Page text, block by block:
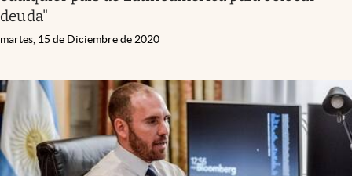
abre en nueva pestaña
deuda"
martes, 15 de Diciembre de 2020